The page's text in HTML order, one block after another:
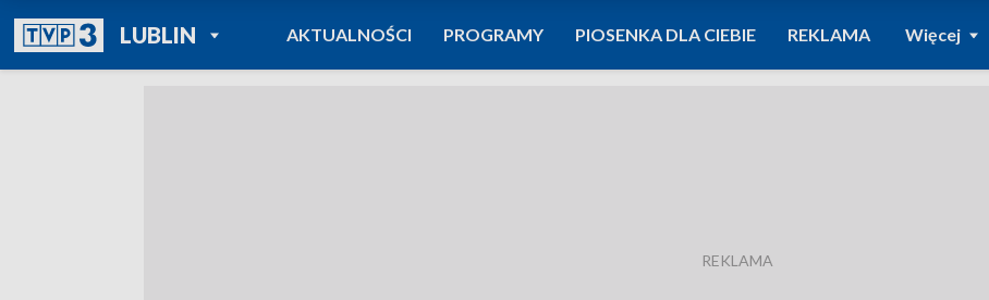
LUBLINPOWRÓT DO
TVP REGIONY
AKTUALNOŚCI PROGRAMY PIOSENKA DLA CIEBIE REKLAMA Więcej